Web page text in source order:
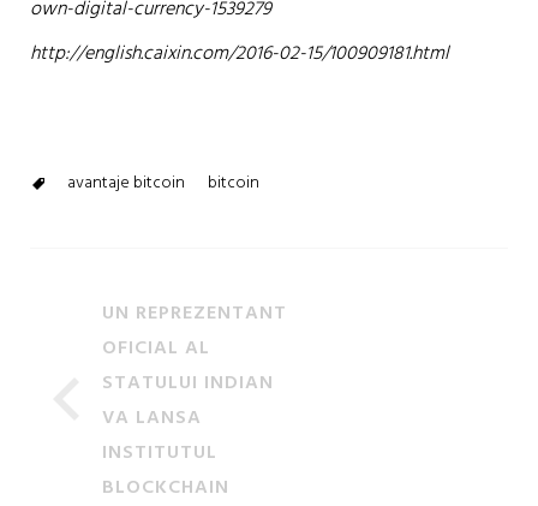
own-digital-currency-1539279
http://english.caixin.com/2016-02-15/100909181.html
avantaje bitcoin bitcoin
UN REPREZENTANT
OFICIAL AL
STATULUI INDIAN
VA LANSA
INSTITUTUL
BLOCKCHAIN